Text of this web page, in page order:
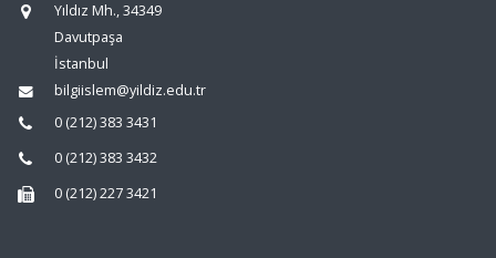
Yıldız Mh., 34349
Davutpaşa
İstanbul
bilgiislem@yildiz.edu.tr
0 (212) 383 3431
0 (212) 383 3432
0 (212) 227 3421